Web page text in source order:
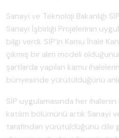
Sanayi ve Teknoloji Bakanlığı
Sanayi İşbirliği Projelerinin
bilgi verdi. SİP’in Kamu İhale
çıkmış bir alım modeli
şartlarda yapılan kamu
bünyesinde yürütüldüğünü
SİP uygulamasında her
katılım bölümünü artık Sanayi
tarafından yürütüldüğünü dile